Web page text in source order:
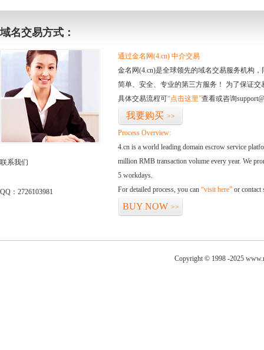
域名交易方式：
联系我们
QQ：2726103981
通过金名网(4.cn) 中介交易
金名网(4.cn)是全球领先的域名交易服务机构
简单、安全、专业的第三方服务！ 为了保证
具体交易流程可“点击这里”查看或咨询
我要购买 >>
Process Overview:
4.cn is a world leading domain escrow service
million RMB transaction volume every year. We
5 workdays.
For detailed process, you can “visit here” or contact
BUY NOW >>
Copyright © 1998 -2025